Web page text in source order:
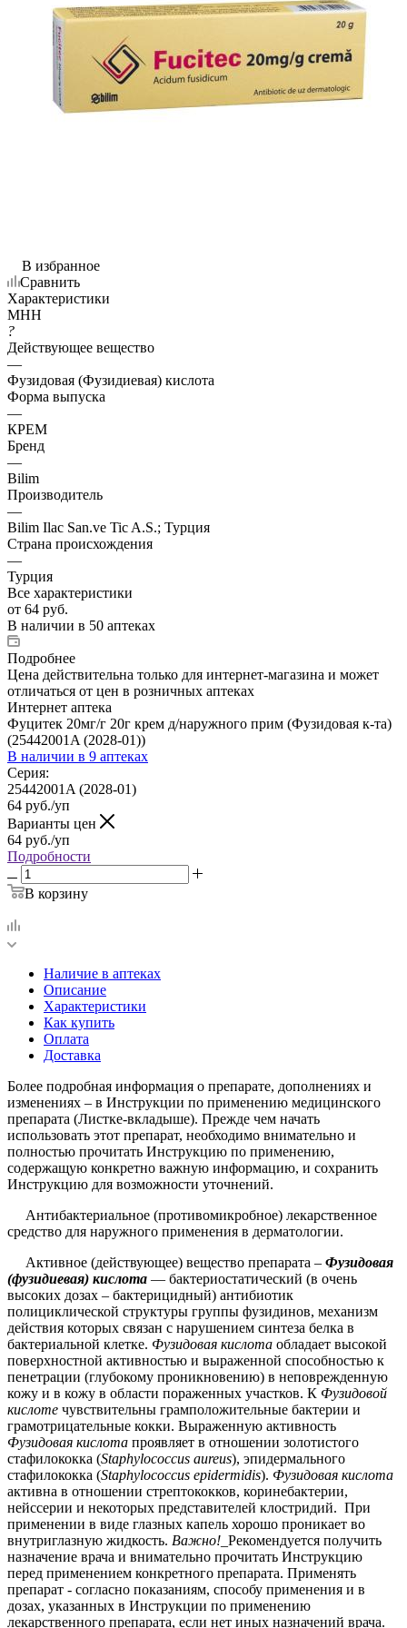
В избранное
Сравнить
Характеристики
МНН
?
Действующее вещество
—
Фузидовая (Фузидиевая) кислота
Форма выпуска
—
КРЕМ
Бренд
—
Bilim
Производитель
—
Bilim Ilac San.ve Tic A.S.; Турция
Страна происхождения
—
Турция
Все характеристики
от 64 руб.
В наличии в 50 аптеках
Подробнее
Цена действительна только для интернет-магазина и может
отличаться от цен в розничных аптеках
Интернет аптека
Фуцитек 20мг/г 20г крем д/наружного прим (Фузидовая к-та)
(25442001A (2028-01))
В наличии в 9 аптеках
Серия:
25442001A (2028-01)
64 руб./уп
Варианты цен
64 руб./уп
Подробности
В корзину
Наличие в аптеках
Описание
Характеристики
Как купить
Оплата
Доставка
Более подробная информация о препарате, дополнениях и
изменениях – в Инструкции по применению медицинского
препарата (Листке-вкладыше). Прежде чем начать
использовать этот препарат, необходимо внимательно и
полностью прочитать Инструкцию по применению,
содержащую конкретно важную информацию, и сохранить
Инструкцию для возможности уточнений.
Антибактериальное (противомикробное) лекарственное
средство для наружного применения в дерматологии.
Активное (действующее) вещество препарата – Фузидовая
(фузидиевая) кислота — бактериостатический (в очень
высоких дозах – бактерицидный) антибиотик
полициклической структуры группы фузидинов, механизм
действия которых связан с нарушением синтеза белка в
бактериальной клетке. Фузидовая кислота обладает высокой
поверхностной активностью и выраженной способностью к
пенетрации (глубокому проникновению) в неповрежденную
кожу и в кожу в области пораженных участков. К Фузидовой
кислоте чувствительны грамположительные бактерии и
грамотрицательные кокки. Выраженную активность
Фузидовая кислота проявляет в отношении золотистого
стафилококка (Staphylococcus aureus), эпидермального
стафилококка (Staphylococcus epidermidis). Фузидовая кислота
активна в отношении стрептококков, коринебактерии,
нейссерии и некоторых представителей клостридий. При
применении в виде глазных капель хорошо проникает во
внутриглазную жидкость. Важно! _Рекомендуется получить
назначение врача и внимательно прочитать Инструкцию
перед применением конкретного препарата. Применять
препарат - согласно показаниям, способу применения и в
дозах, указанных в Инструкции по применению
лекарственного препарата, если нет иных назначений врача.